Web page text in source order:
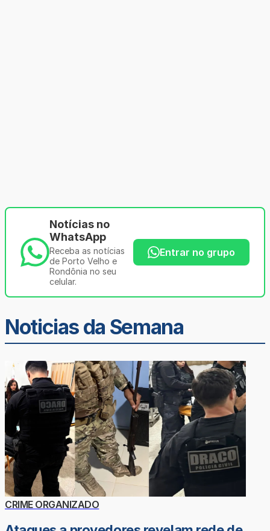
Notícias no
WhatsApp
Receba as notícias
de Porto Velho e
Rondônia no seu
celular.
Entrar no grupo
Noticias da Semana
CRIME ORGANIZADO